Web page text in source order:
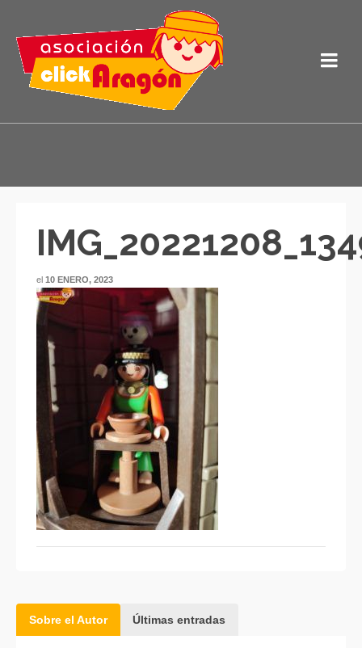
el 10 ENERO, 2023
Sobre el Autor Últimas entradas